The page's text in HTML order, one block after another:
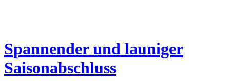
Spannender und launiger
Saisonabschluss